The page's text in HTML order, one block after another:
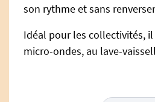
son rythme et sans
Idéal pour les collectivités, il
micro-ondes, au lave-